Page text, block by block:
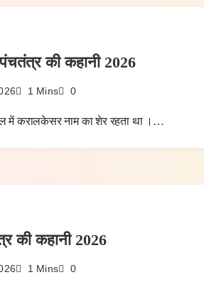
की कहानी 2026
1 Mins 0
में करालकेसर नाम का शेर रहता था ।…
की कहानी 2026
1 Mins 0